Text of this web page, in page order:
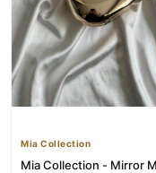
Mia Collection
Mia Collection - Mirror